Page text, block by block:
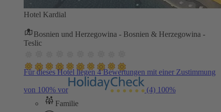
Hotel Kardial
Bosnien und Herzegowina - Bosnien & Herzegowina -
Teslic
Für dieses Hotel liegen 4 Bewertungen mit einer Zustimmung
von 100% vor (4) 100%
Familie